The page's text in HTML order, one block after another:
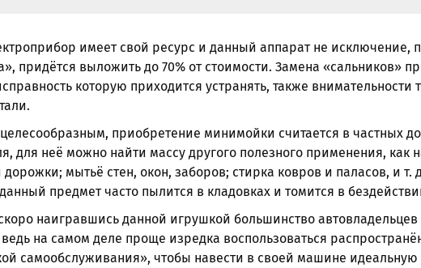
имеет свой ресурс и данный аппарат не исключение,
придётся выложить до 70% от стоимости. Замена «сальников»
которую приходится устранять, также
приобретение минимойки считается в частных
для неё можно найти массу другого полезного применения, как
дорожки; мытьё стен, окон, заборов; стирка ковров и паласов, и т.
предмет часто пылится в кладовках и томится в
наигравшись данной игрушкой большинство
на самом деле проще изредка воспользоваться
самообслуживания», чтобы навести в своей машине идеальную